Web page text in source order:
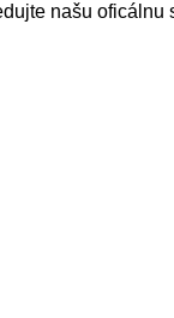
našu oficálnu